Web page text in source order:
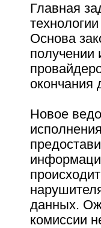
Главная
Основа
получении
окончания
Новое
данных.
комиссии